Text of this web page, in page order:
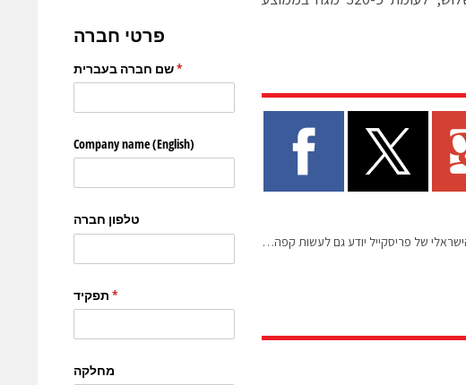
של פריסקייל יודע גם לעשות קפה…